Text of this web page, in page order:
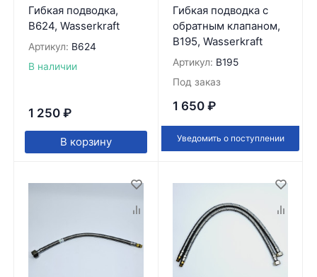
Гибкая подводка,
B624, Wasserkraft
Артикул: B624
В наличии
1 250 ₽
В корзину
Гибкая подводка с
обратным клапаном,
B195, Wasserkraft
Артикул: B195
Под заказ
1 650 ₽
Уведомить о поступлении